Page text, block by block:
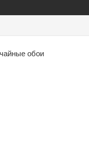
обои